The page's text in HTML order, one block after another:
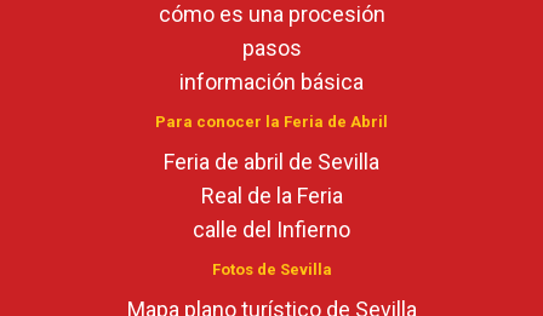
cómo es una procesión
pasos
información básica
Para conocer la Feria de Abril
Feria de abril de Sevilla
Real de la Feria
calle del Infierno
Fotos de Sevilla
Mapa plano turístico de Sevilla